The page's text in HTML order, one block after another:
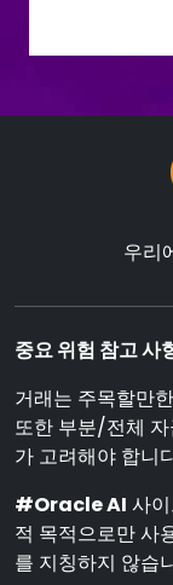
우리
중요 위험 참고 사
거래는 주목할만
또한 부분/전체
가 고려해야 합니
#Oracle AI 사
적 목적으로만 사
를 지칭하지 않습